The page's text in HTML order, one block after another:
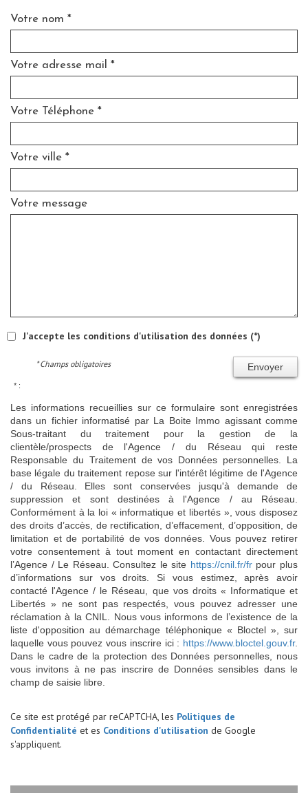
Votre nom *
Votre adresse mail *
Votre Téléphone *
Votre ville *
Votre message
J'accepte les conditions d'utilisation des données (*)
Envoyer
* Champs obligatoires
* :
Les informations recueillies sur ce formulaire sont enregistrées
dans un fichier informatisé par La Boite Immo agissant comme
Sous-traitant du traitement pour la gestion de la
clientèle/prospects de l'Agence / du Réseau qui reste
Responsable du Traitement de vos Données personnelles. La
base légale du traitement repose sur l'intérêt légitime de l'Agence
/ du Réseau. Elles sont conservées jusqu'à demande de
suppression et sont destinées à l'Agence / au Réseau.
Conformément à la loi « informatique et libertés », vous disposez
des droits d’accès, de rectification, d’effacement, d’opposition, de
limitation et de portabilité de vos données. Vous pouvez retirer
votre consentement à tout moment en contactant directement
l’Agence / Le Réseau. Consultez le site https://cnil.fr/frpour plus
d’informations sur vos droits. Si vous estimez, après avoir
contacté l'Agence / le Réseau, que vos droits « Informatique et
Libertés » ne sont pas respectés, vous pouvez adresser une
réclamation à la CNIL. Nous vous informons de l’existence de la
liste d'opposition au démarchage téléphonique « Bloctel », sur
laquelle vous pouvez vous inscrire ici : https://www.bloctel.gouv.fr.
Dans le cadre de la protection des Données personnelles, nous
vous invitons à ne pas inscrire de Données sensibles dans le
champ de saisie libre.
Ce site est protégé par reCAPTCHA, les Politiques de
Confidentialité et es Conditions d'utilisation de Google
s'appliquent.